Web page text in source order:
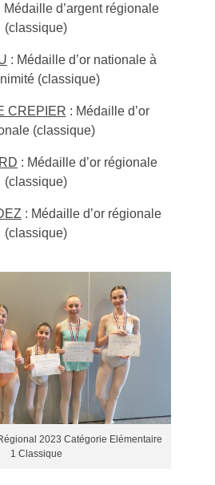
d’argent régionale
(classique)
: Médaille d’or nationale à
(classique)
CREPIER : Médaille d’or
(classique)
: Médaille d’or régionale
(classique)
: Médaille d’or régionale
(classique)
2023 Catégorie Elémentaire
1 Classique